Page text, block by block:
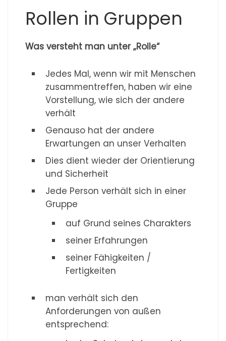
Rollen in Gruppen
Was versteht man unter „Rolle“
Jedes Mal, wenn wir mit Menschen
zusammentreffen, haben wir eine
Vorstellung, wie sich der andere
verhält
Genauso hat der andere
Erwartungen an unser Verhalten
Dies dient wieder der Orientierung
und Sicherheit
Jede Person verhält sich in einer
Gruppe
auf Grund seines Charakters
seiner Erfahrungen
seiner Fähigkeiten /
Fertigkeiten
man verhält sich den
Anforderungen von außen
entsprechend: